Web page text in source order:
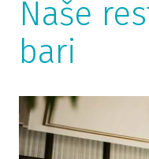
Naše
bari